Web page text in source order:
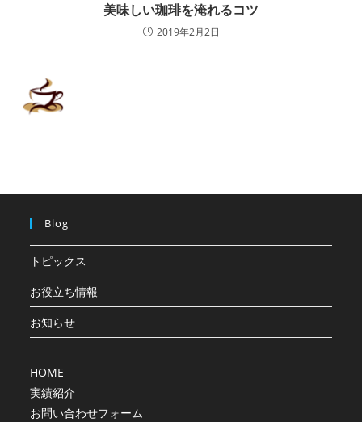
美味しい珈琲を淹れるコツ
2019年2月2日
Blog
トピックス
お役立ち情報
お知らせ
HOME
実績紹介
お問い合わせフォーム